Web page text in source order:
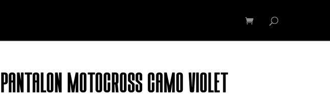
PANTALON MOTOCROSS CAMO VIOLET